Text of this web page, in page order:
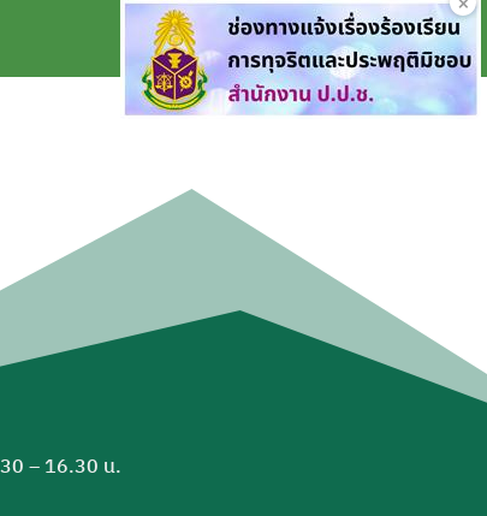
– 16.30 น.